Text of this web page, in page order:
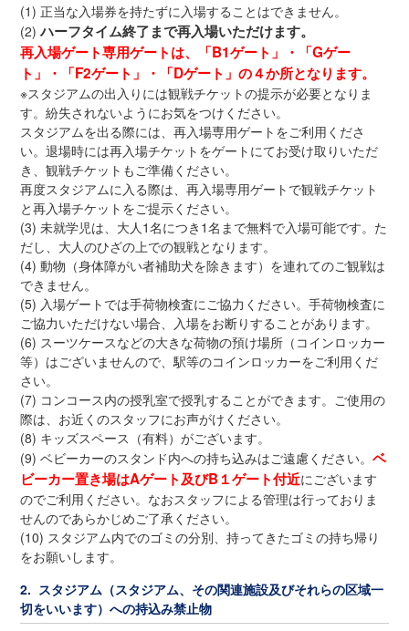
(1) 正当な入場券を持たずに入場することはできません。
(2)ハーフタイム終了まで再入場いただけます。
再入場ゲート専用ゲートは、「B1ゲート」・「Gゲー
ト」・「F2ゲート」・「Dゲート」の４か所となります。
※スタジアムの出入りには観戦チケットの提示が必要となりま
す。紛失されないようにお気をつけください。
スタジアムを出る際には、再入場専用ゲートをご利用くださ
い。退場時には再入場チケットをゲートにてお受け取りいただ
き、観戦チケットもご準備ください。
再度スタジアムに入る際は、再入場専用ゲートで観戦チケット
と再入場チケットをご提示ください。
(3) 未就学児は、大人1名につき1名まで無料で入場可能です。た
だし、大人のひざの上での観戦となります。
(4) 動物（身体障がい者補助犬を除きます）を連れてのご観戦は
できません。
(5) 入場ゲートでは手荷物検査にご協力ください。手荷物検査に
ご協力いただけない場合、入場をお断りすることがあります。
(6) スーツケースなどの大きな荷物の預け場所（コインロッカー
等）はございませんので、駅等のコインロッカーをご利用くだ
さい。
(7) コンコース内の授乳室で授乳することができます。ご使用の
際は、お近くのスタッフにお声がけください。
(8) キッズスペース（有料）がございます。
(9) ベビーカーのスタンド内への持ち込みはご遠慮ください。ベ
ビーカー置き場はAゲート及びB１ゲート付近にございます
のでご利用ください。なおスタッフによる管理は行っておりま
せんのであらかじめご了承ください。
(10) スタジアム内でのゴミの分別、持ってきたゴミの持ち帰り
をお願いします。
2. スタジアム（スタジアム、その関連施設及びそれらの区域一
切をいいます）への持込み禁止物